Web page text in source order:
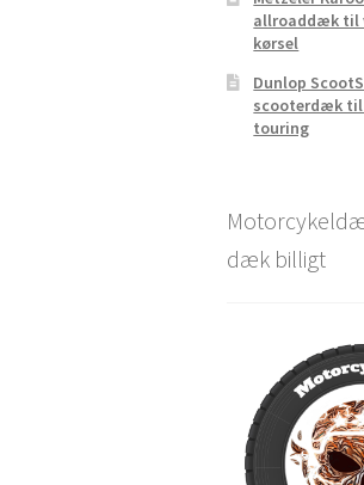
allroaddæk til
kørsel
Dunlop
scooterdæk til
touring
dæk billigt